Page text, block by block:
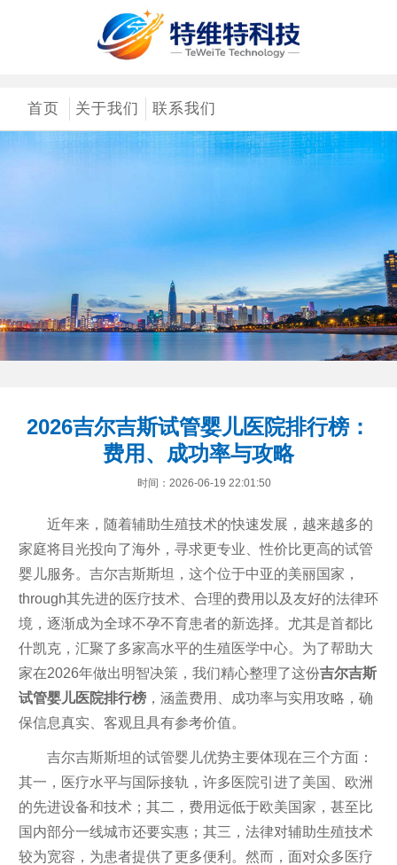
首页 关于我们 联系我们
2026吉尔吉斯试管婴儿医院排行榜：
费用、成功率与攻略
时间：2026-06-19 22:01:50
近年来，随着辅助生殖技术的快速发展，越来越多的
家庭将目光投向了海外，寻求更专业、性价比更高的试管
婴儿服务。吉尔吉斯斯坦，这个位于中亚的美丽国家，
through其先进的医疗技术、合理的费用以及友好的法律环
境，逐渐成为全球不孕不育患者的新选择。尤其是首都比
什凯克，汇聚了多家高水平的生殖医学中心。为了帮助大
家在2026年做出明智决策，我们精心整理了这份吉尔吉斯
试管婴儿医院排行榜，涵盖费用、成功率与实用攻略，确
保信息真实、客观且具有参考价值。
吉尔吉斯斯坦的试管婴儿优势主要体现在三个方面：
其一，医疗水平与国际接轨，许多医院引进了美国、欧洲
的先进设备和技术；其二，费用远低于欧美国家，甚至比
国内部分一线城市还要实惠；其三，法律对辅助生殖技术
较为宽容，为患者提供了更多便利。然而，面对众多医疗